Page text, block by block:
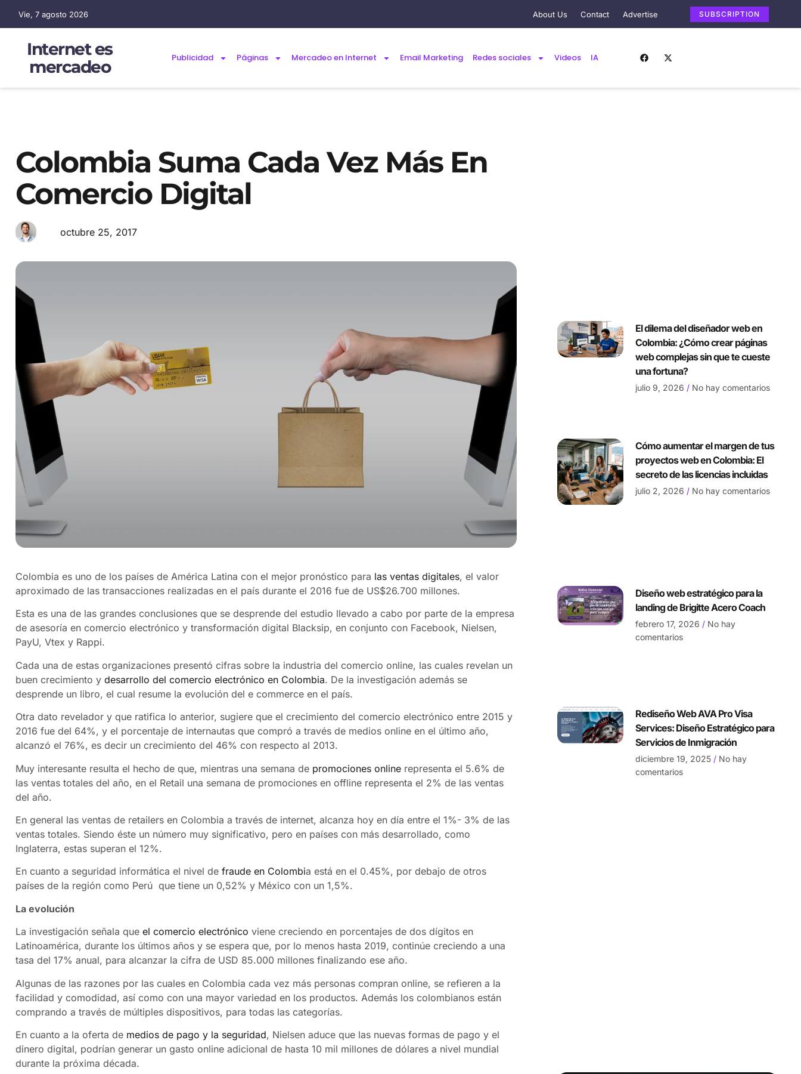
Vie, 7 agosto 2026 About Us Contact Advertise SUBSCRIPTION
Internet es
mercadeo
Publicidad Páginas Mercadeo en Internet Email Marketing Redes sociales Videos IA
Colombia Suma Cada Vez Más En
Comercio Digital
octubre 25, 2017
Colombia es uno de los países de América Latina con el mejor pronóstico para las ventas digitales, el valor
aproximado de las transacciones realizadas en el país durante el 2016 fue de US$26.700 millones.
Esta es una de las grandes conclusiones que se desprende del estudio llevado a cabo por parte de la empresa
de asesoría en comercio electrónico y transformación digital Blacksip, en conjunto con Facebook, Nielsen,
PayU, Vtex y Rappi.
Cada una de estas organizaciones presentó cifras sobre la industria del comercio online, las cuales revelan un
buen crecimiento y desarrollo del comercio electrónico en Colombia. De la investigación además se
desprende un libro, el cual resume la evolución del e commerce en el país.
Otra dato revelador y que ratifica lo anterior, sugiere que el crecimiento del comercio electrónico entre 2015 y
2016 fue del 64%, y el porcentaje de internautas que compró a través de medios online en el último año,
alcanzó el 76%, es decir un crecimiento del 46% con respecto al 2013.
Muy interesante resulta el hecho de que, mientras una semana de promociones online representa el 5.6% de
las ventas totales del año, en el Retail una semana de promociones en offline representa el 2% de las ventas
del año.
En general las ventas de retailers en Colombia a través de internet, alcanza hoy en día entre el 1%- 3% de las
ventas totales. Siendo éste un número muy significativo, pero en países con más desarrollado, como
Inglaterra, estas superan el 12%.
En cuanto a seguridad informática el nivel de fraude en Colombia está en el 0.45%, por debajo de otros
países de la región como Perú que tiene un 0,52% y México con un 1,5%.
La evolución
La investigación señala que el comercio electrónico viene creciendo en porcentajes de dos dígitos en
Latinoamérica, durante los últimos años y se espera que, por lo menos hasta 2019, continúe creciendo a una
tasa del 17% anual, para alcanzar la cifra de USD 85.000 millones finalizando ese año.
Algunas de las razones por las cuales en Colombia cada vez más personas compran online, se refieren a la
facilidad y comodidad, así como con una mayor variedad en los productos. Además los colombianos están
comprando a través de múltiples dispositivos, para todas las categorías.
En cuanto a la oferta de medios de pago y la seguridad, Nielsen aduce que las nuevas formas de pago y el
dinero digital, podrían generar un gasto online adicional de hasta 10 mil millones de dólares a nivel mundial
durante la próxima década.
El dilema del diseñador web en
Colombia: ¿Cómo crear páginas
web complejas sin que te cueste
una fortuna?
julio 9, 2026 No hay comentarios
Cómo aumentar el margen de tus
proyectos web en Colombia: El
secreto de las licencias incluidas
julio 2, 2026 No hay comentarios
Diseño web estratégico para la
landing de Brigitte Acero Coach
febrero 17, 2026
No hay
comentarios
Rediseño Web AVA Pro Visa
Services: Diseño Estratégico para
Servicios de Inmigración
diciembre 19, 2025
No hay
comentarios